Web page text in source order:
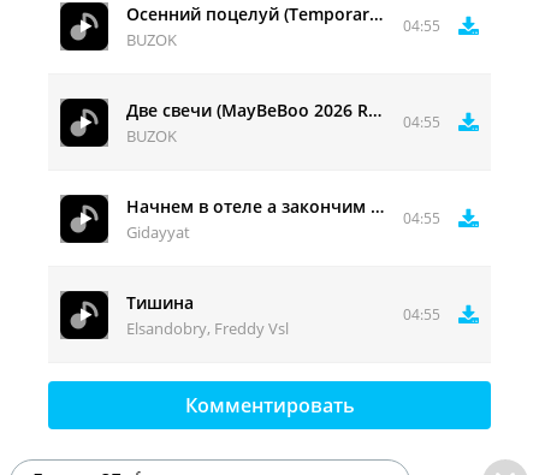
Осенний поцелуй (Temporarily Boo 2026 Remix)
BUZOK
04:55
Две свечи (MayBeBoo 2026 Remix)
BUZOK
04:55
Начнем в отеле а закончим на берегу (Версия 2026)
Gidayyat
04:55
Тишина
Elsandobry, Freddy Vsl
04:55
Комментировать